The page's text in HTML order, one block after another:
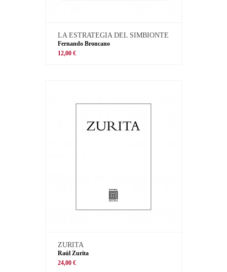
LA ESTRATEGIA DEL SIMBIONTE
Fernando Broncano
12,00 €
ZURITA
Raúl Zurita
24,00 €